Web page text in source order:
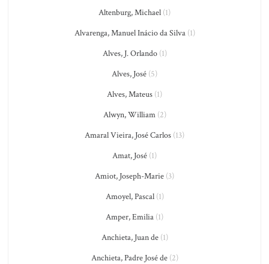
Altenburg, Michael (1)
Alvarenga, Manuel Inácio da Silva(1)
Alves, J. Orlando(1)
Alves, José (5)
Alves, Mateus (1)
Alwyn, William(2)
Amaral Vieira, José Carlos (13)
Amat, José (1)
Amiot, Joseph-Marie (3)
Amoyel, Pascal(1)
Amper, Emilia (1)
Anchieta, Juan de(1)
Anchieta, Padre José de(2)